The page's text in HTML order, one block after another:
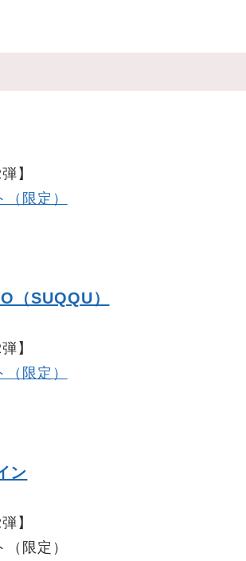
】
限定）
（SUQQU）
】
限定）
ン
】
限定）